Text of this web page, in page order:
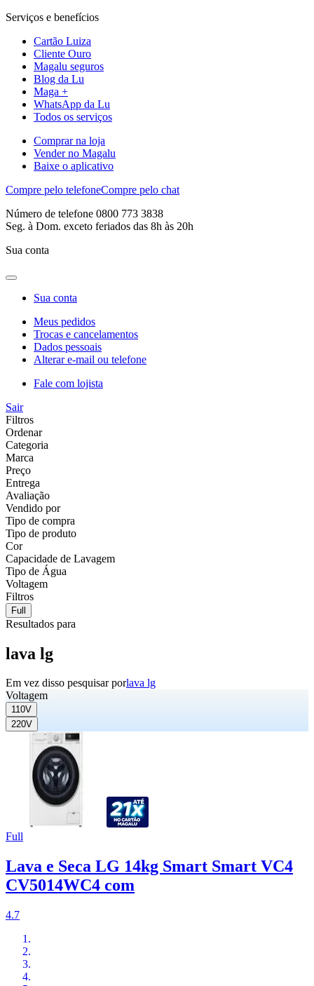
Serviços e benefícios
Cartão Luiza
Cliente Ouro
Magalu seguros
Blog da Lu
Maga +
WhatsApp da Lu
Todos os serviços
Comprar na loja
Vender no Magalu
Baixe o aplicativo
Compre pelo telefoneCompre pelo chat
Número de telefone 0800 773 3838
Seg. à Dom. exceto feriados das 8h às 20h
Sua conta
Sua conta
Meus pedidos
Trocas e cancelamentos
Dados pessoais
Alterar e-mail ou telefone
Fale com lojista
Sair
Filtros
Ordenar
Categoria
Marca
Preço
Entrega
Avaliação
Vendido por
Tipo de compra
Tipo de produto
Cor
Capacidade de Lavagem
Tipo de Água
Voltagem
Filtros
Full
Resultados para
lava lg
Em vez disso pesquisar porlava lg
Voltagem
110V
220V
Full
Lava e Seca LG 14kg Smart Smart VC4
CV5014WC4 com
4.7